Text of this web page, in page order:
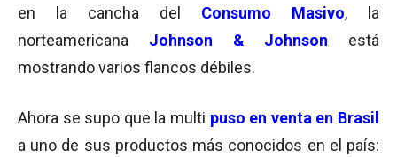
en la cancha del
Consumo Masivo, la
norteamericana Johnson & Johnson
está
mostrando varios flancos débiles.
Ahora se supo que la multi puso en venta en Brasil
a uno de sus productos más conocidos en el país: